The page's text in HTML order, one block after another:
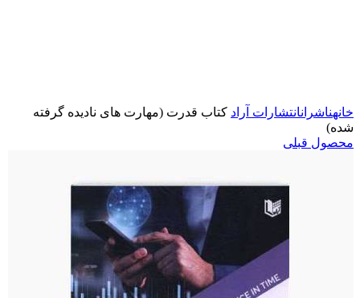
خانهناشرانانتشارات آراد کتاب قدرت (مهارت های نادیده گرفته
شده)
محصول قبلی